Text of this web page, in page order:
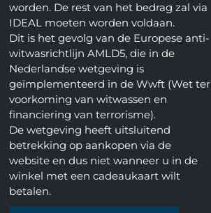
worden. De rest van het bedrag zal via
IDEAL moeten worden voldaan.
Dit is het gevolg van de Europese anti-
witwasrichtlijn AMLD5, die in de
Nederlandse wetgeving is
geïmplementeerd in de Wwft (Wet ter
voorkoming van witwassen en
financiering van terrorisme).
De wetgeving heeft uitsluitend
betrekking op aankopen via de
website en dus niet wanneer u in de
winkel met een cadeaukaart wilt
betalen.